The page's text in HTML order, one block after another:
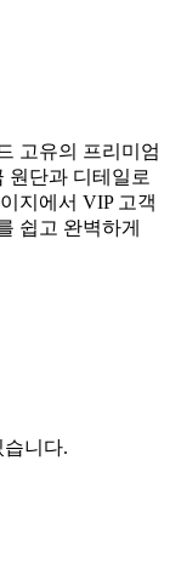
고유의 프리미엄
원단과 디테일로
지에서 VIP 고객
쉽고 완벽하게
니다.